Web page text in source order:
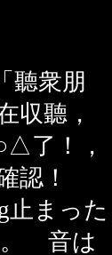
聽衆朋
収聽，
了！，
認！
止まった
。 音は